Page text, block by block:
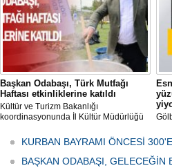
Başkan Odabaşı, Türk Mutfağı
Haftası etkinliklerine katıldı
Kültür ve Turizm Bakanlığı
koordinasyonunda İl Kültür Müdürlüğü
Haftası" etkinlikleri Ankara'da devam
ediyor.
KURBAN BAYRAMI ÖNCESİ
BAŞKAN ODABAŞI, GELECEĞİN